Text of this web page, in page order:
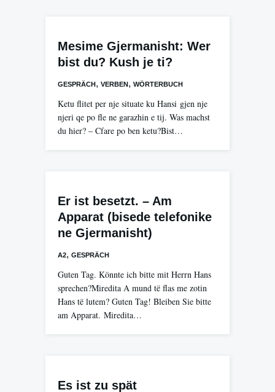
Mesime Gjermanisht: Wer
bist du? Kush je ti?
GESPRÄCH, VERBEN, WÖRTERBUCH
Ketu flitet per nje situate ku Hansi gjen nje
njeri qe po fle ne garazhin e tij. Was machst
du hier? – Cfare po ben ketu?Bist…
Er ist besetzt. – Am
Apparat (bisede telefonike
ne Gjermanisht)
A2, GESPRÄCH
Guten Tag. Könnte ich bitte mit Herrn Hans
sprechen?Miredita A mund të flas me zotin
Hans të lutem? Guten Tag! Bleiben Sie bitte
am Apparat. Miredita…
Es ist zu spät